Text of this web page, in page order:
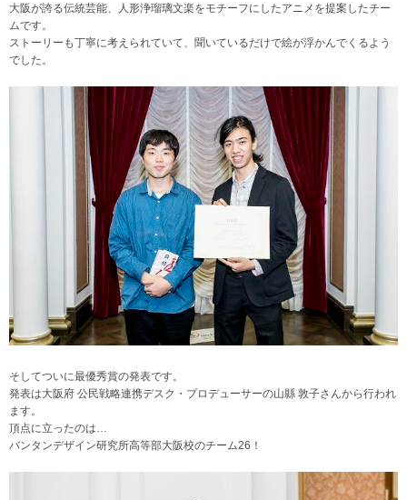
大阪が誇る伝統芸能、人形浄瑠璃文楽をモチーフにしたアニメを提案したチー
ムです。
ストーリーも丁寧に考えられていて、聞いているだけで絵が浮かんでくるよう
でした。
そしてついに最優秀賞の発表です。
発表は大阪府 公民戦略連携デスク・プロデューサーの山縣 敦子さんから行われ
ます。
頂点に立ったのは…
バンタンデザイン研究所高等部大阪校のチーム26！